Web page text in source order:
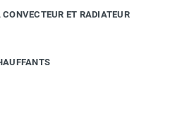
ET RADIATEUR